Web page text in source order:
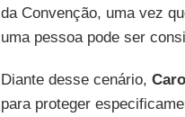
da Convenção, uma vez
uma pessoa pode ser
Diante desse cenário,
para proteger